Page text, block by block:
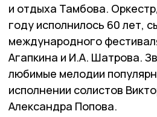
и отдыха Тамбова.
году исполнилось 60 лет,
международного
Агапкина и И.А. Шатрова.
любимые мелодии
исполнении солистов
Александра Попова.